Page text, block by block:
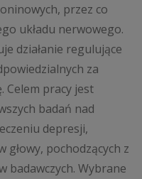
przez co
układu nerwowego.
działanie regulujące
za
Celem pracy jest
badań nad
depresji,
pochodzących z
badawczych. Wybrane